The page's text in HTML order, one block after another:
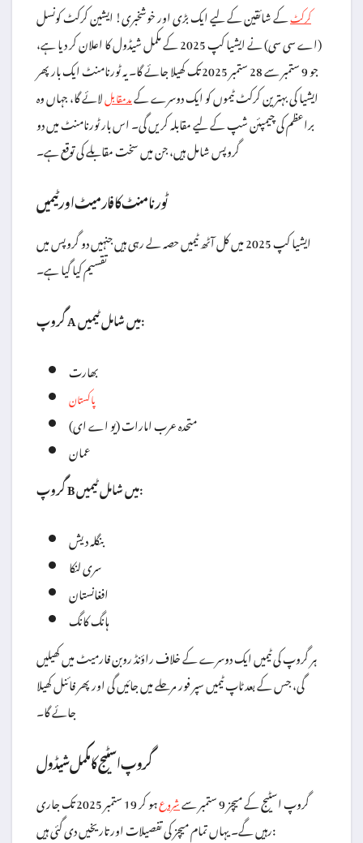
کرکٹکے شائقین کے لیے ایک بڑی اور خوشخبری! ایشین کرکٹ کونسل
(اے سی سی) نے ایشیا کپ 2025 کے مکمل شیڈول کا اعلان کر دیا ہے،
جو 9 ستمبر سے 28 ستمبر 2025 تک کھیلا جائے گا۔ یہ ٹورنامنٹ ایک بار پھر
ایشیا کی بہترین کرکٹ ٹیموں کو ایک دوسرے کےمدمقابللائے گا، جہاں وہ
براعظم کی چیمپئن شپ کے لیے مقابلہ کریں گی۔ اس بار ٹورنامنٹ میں دو
گروپس شامل ہیں، جن میں سخت مقابلے کی توقع ہے۔
ٹورنامنٹ کا فارمیٹ اور ٹیمیں
ایشیا کپ 2025 میں کل آٹھ ٹیمیں حصہ لے رہی ہیں جنہیں دو گروپس میں
تقسیم کیا گیا ہے۔
گروپ A میں شامل ٹیمیں:
بھارت
پاکستان
متحدہ عرب امارات (یو اے ای)
عمان
گروپ B میں شامل ٹیمیں:
بنگلہ دیش
سری لنکا
افغانستان
ہانگ کانگ
ہر گروپ کی ٹیمیں ایک دوسرے کے خلاف راؤنڈ روبن فارمیٹ میں کھیلیں
گی، جس کے بعد ٹاپ ٹیمیں سپر فور مرحلے میں جائیں گی اور پھر فائنل کھیلا
جائے گا۔
گروپ اسٹیج کا مکمل شیڈول
گروپ اسٹیج کے میچز 9 ستمبر سے شروع
ہو کر 19 ستمبر 2025 تک جاری
رہیں گے۔ یہاں تمام میچز کی تفصیلات اور تاریخیں دی گئی ہیں: